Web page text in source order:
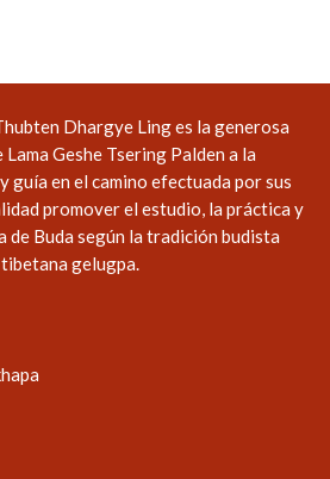
Dhargye Ling es la generosa
Geshe Tsering Palden a la
guía en el camino efectuada por sus
promover el estudio, la práctica y
de Buda según la tradición budista
gelugpa.